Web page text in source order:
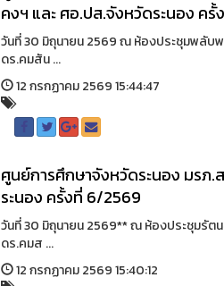
คงฯ และ ศอ.ปส.จังหวัดระนอง ค
วันที่ 30 มิถุนายน 2569 ณ ห้องประชุมพลับ
ดร.คมสัน ...
12 กรกฏาคม 2569 15:44:47
ศูนย์การศึกษาจังหวัดระนอง มรภ.
ระนอง ครั้งที่ 6/2569
วันที่ 30 มิถุนายน 2569** ณ ห้องประชุมรัต
ดร.คมส ...
12 กรกฏาคม 2569 15:40:12